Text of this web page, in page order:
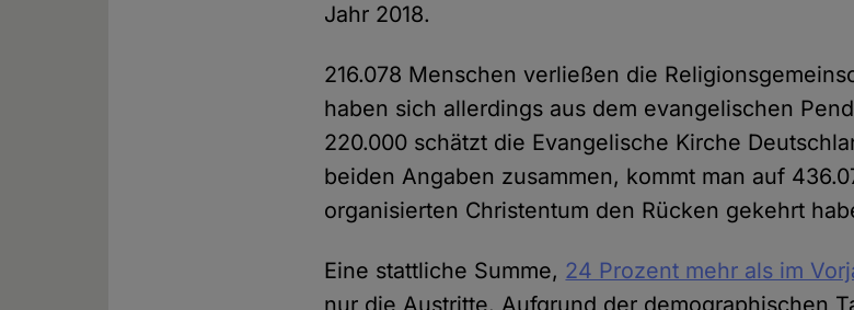
Jahr 2018.
216.078 Menschen verließen die
haben sich allerdings aus dem evangelischen
220.000 schätzt die Evangelische Kirche
beiden Angaben zusammen, kommt man auf
organisierten Christentum den Rücken gekehrt
Eine stattliche Summe, 24 Prozent mehr als im